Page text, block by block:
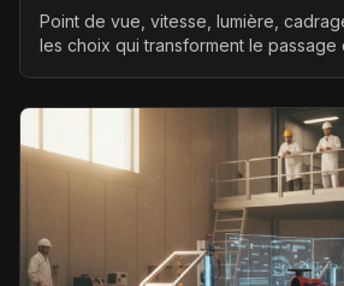
éditoriale qui raconte la
Point de vue, vitesse, lumière,
les choix qui transforment le passage